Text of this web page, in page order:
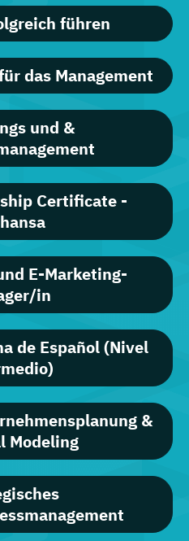
führen
das Management
und &
Certificate -
E-Marketing-
in
de Español (Nivel
&
Modeling